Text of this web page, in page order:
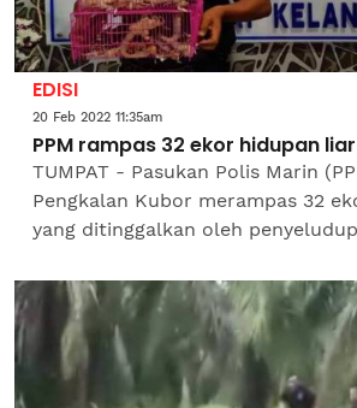
EDISI
20 Feb 2022 11:35am
PPM rampas 32 ekor hidupan
TUMPAT - Pasukan Polis Marin
Pengkalan Kubor merampas 32
yang ditinggalkan oleh
pada...